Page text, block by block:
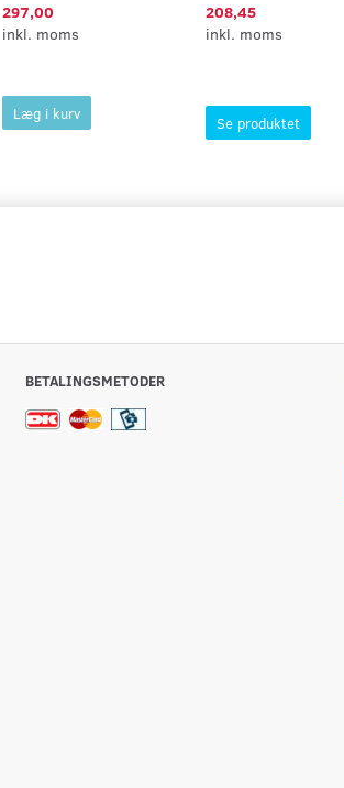
297,00
inkl. moms
Læg i kurv
208,45
inkl. moms
Se produktet
BETALINGSMETODER